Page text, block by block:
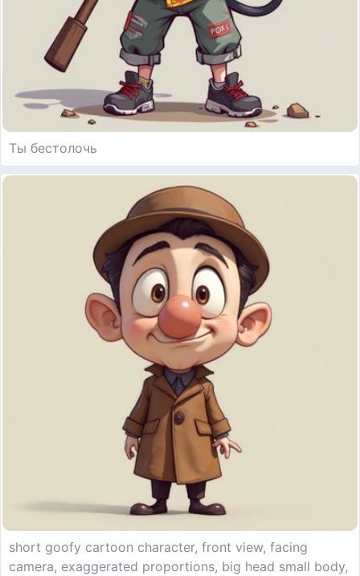
Ты бестолочь
short goofy cartoon character, front view, facing
camera, exaggerated proportions, big head small body,